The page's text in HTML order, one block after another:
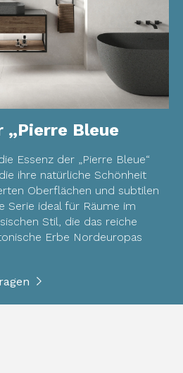
„Pierre Bleue
Essenz der „Pierre Bleue“
ihre natürliche Schönheit
Oberflächen und subtilen
Serie ideal für Räume im
Stil, die das reiche
Erbe Nordeuropas